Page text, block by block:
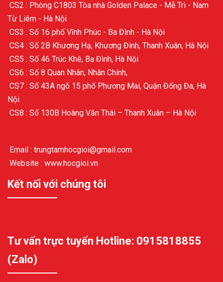
CS2 : Phòng C1803 Tòa nhà Golden Palace - Mễ Trì - Nam
Từ Liêm - Hà Nội
CS3 : Số 16 phố Vĩnh Phúc - Ba Đình - Hà Nội
CS4 : Số 2B Khương Hạ, Khương Đình, Thanh Xuân, Hà Nội
CS5 : Số 46 Trúc Khê, Ba Đình, Hà Nội
CS6 : Số 8 Quan Nhân, Nhân Chính,
CS7 : Số 43A ngõ 15 phố Phương Mai, Quận Đống Đa, Hà
Nội
CS8 : Số 130B Hoàng Văn Thái – Thanh Xuân – Hà Nội
Email : trungtamhocgioi@gmail.com
Website : www.hocgioi.vn
Kết nối với chúng tôi
Tư vấn trực tuyến Hotline: 0915818855
(Zalo)